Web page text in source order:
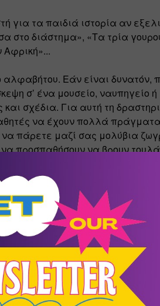
για τα παιδιά ιστορία αν
στο διάστημα», «Τα τρία
Αφρική»...
αλφαβήτου. Εάν είναι δυνατόν,
σ’ ένα μουσείο, ναυπηγείο ή
σχέδια. Για αυτή τη
να έχουν πολλά
πάρετε μαζί σας μολύβια
προσπαθήσουν να βρουν
τη σελίδα του
μόνο κλικ στην εικόνα: